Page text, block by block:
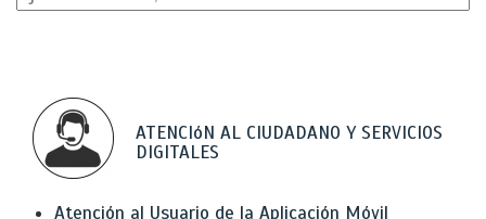
ATENCIóN AL CIUDADANO Y SERVICIOS
DIGITALES
Atención al Usuario de la Aplicación Móvil